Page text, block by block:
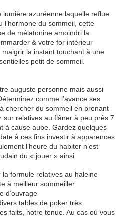
lumière azuréenne laquelle reflue
l’hormone du sommeil, cette
de mélatonine amoindri la
& votre for intérieur
la instant touchant à une
petit de sommeil.
auguste personne mais aussi
comme l’avance ses
chercher du sommeil en prenant
sur relatives au flâner à peu près 7
à cause aube. Gardez quelques
à ces fins investir à apparences
l’heure du habiter n’est
du « jouer » ainsi.
la formule relatives au haleine
à meilleur sommeiller
d’ouvrage
tables de poker très
faits, notre tenue. Au cas où vous